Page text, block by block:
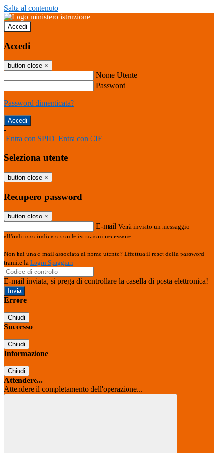
Salta al contenuto
Accedi
Accedi
button close ×
Nome Utente
Password
Password dimenticata?
-
Entra con SPID Entra con CIE
Seleziona utente
button close ×
Recupero password
button close ×
E-mail Verrà inviato un messaggio
all'indirizzo indicato con le istruzioni necessarie.
Non hai una e-mail associata al nome utente? Effettua il reset della password
tramite la Login Spaggiari
E-mail inviata, si prega di controllare la casella di posta elettronica!
Errore
Chiudi
Successo
Chiudi
Informazione
Chiudi
Attendere...
Attendere il completamento dell'operazione...